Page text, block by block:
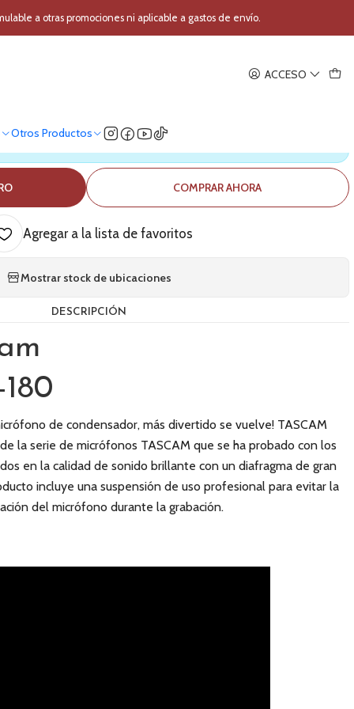
ACCESO
Otros Productos
a otras promociones ni aplicable a gastos de envío.
condensador Tascam TM-180
Tascam TM-180
nuestro stock
COMPRAR AHORA
Agregar a la lista de favoritos
Mostrar stock de ubicaciones
DESCRIPCIÓN
de condensador, más divertido se vuelve! TASCAM
la serie de micrófonos TASCAM que se ha probado con los
en la calidad de sonido brillante con un diafragma de gran
incluye una suspensión de uso profesional para evitar la
del micrófono durante la grabación.